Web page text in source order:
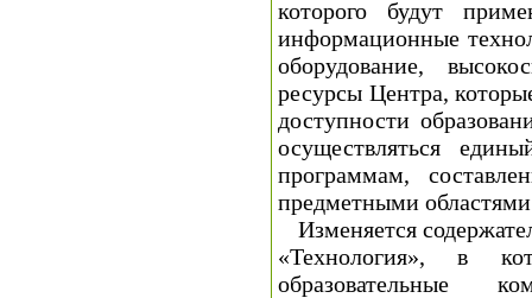
которого будут
информационные
оборудование,
ресурсы Центра,
доступности
осуществляться
программам,
предметными
Изменяется
«Технология», в
образовательные